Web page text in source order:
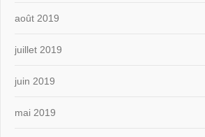
août 2019
juillet 2019
juin 2019
mai 2019